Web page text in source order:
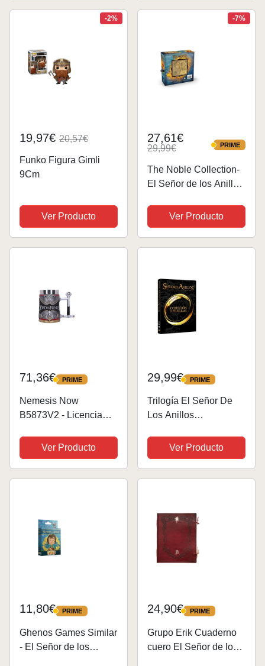
Coleccionable - Idea
de Regalo- Mercancia
-2%
19,97€ 20,57€
Funko Figura Gimli
9Cm
Ver Producto
-7%
27,61€
29,99€ PRIME
PRIME
The Noble Collection-
El Señor de los Anillos
Media Rompecabezas
(NN9472)
Ver Producto
71,36€ PRIME
PRIME
Nemesis Now
B5873V2 - Licencia
Rings Aragorn
Tankard, plata, 15,5 cm
Ver Producto
29,99€ PRIME
PRIME
Trilogía El Señor De
Los Anillos
Ver Producto
11,80€ PRIME
PRIME
Ghenos Games Similar
- El Señor de los
24,90€ PRIME
PRIME
Grupo Erik Cuaderno
cuero El Señor de los